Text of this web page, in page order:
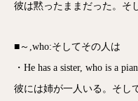
彼は黙ったままだった。そ
■～,who:そしてその人は
・He has a sister, who is a
彼には姉が一人いる。そし